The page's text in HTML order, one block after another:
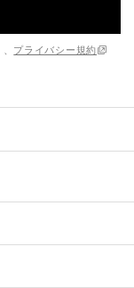
プライバシー規約